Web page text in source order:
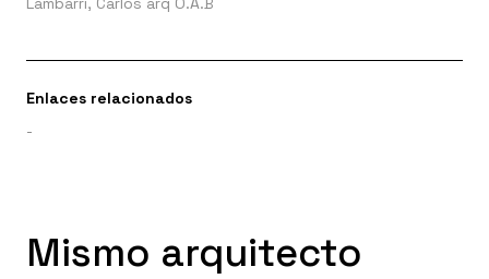
Enlaces relacionados
-
Mismo arquitecto